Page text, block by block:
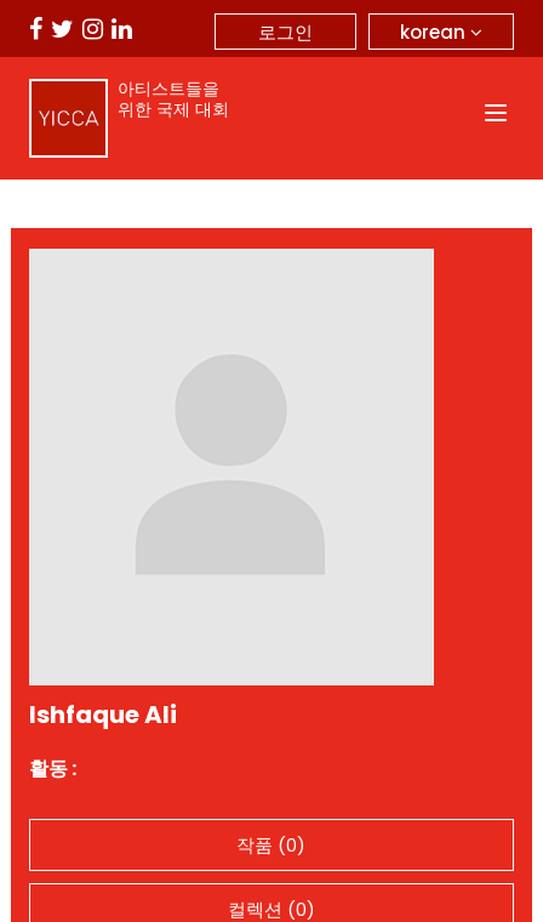
korean
로그인
아티스트들을
위한 국제 대회
Ishfaque Ali
활동 :
작품 (0)
컬렉션 (0)